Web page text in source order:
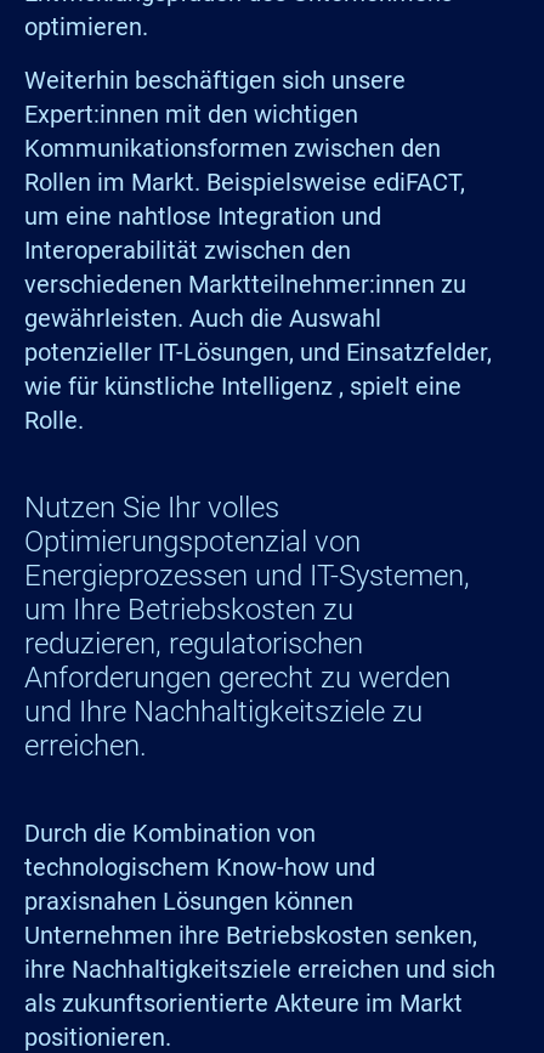
optimieren.
Weiterhin beschäftigen sich unsere
Expert:innen mit den wichtigen
Kommunikationsformen zwischen den
Rollen im Markt. Beispielsweise ediFACT,
um eine nahtlose Integration und
Interoperabilität zwischen den
verschiedenen Marktteilnehmer:innen zu
gewährleisten. Auch die Auswahl
potenzieller IT-Lösungen, und Einsatzfelder,
wie für künstliche Intelligenz , spielt eine
Rolle.
Nutzen Sie Ihr volles
Optimierungspotenzial von
Energieprozessen und IT-Systemen,
um Ihre Betriebskosten zu
reduzieren, regulatorischen
Anforderungen gerecht zu werden
und Ihre Nachhaltigkeitsziele zu
erreichen.
Durch die Kombination von
technologischem Know-how und
praxisnahen Lösungen können
Unternehmen ihre Betriebskosten senken,
ihre Nachhaltigkeitsziele erreichen und sich
als zukunftsorientierte Akteure im Markt
positionieren.